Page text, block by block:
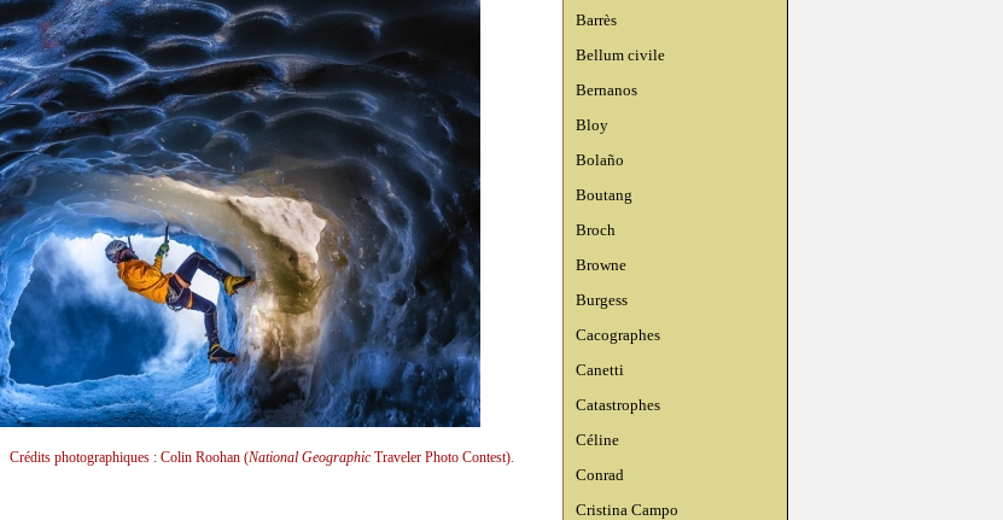
Barrès
Bellum civile
Bernanos
Bloy
Bolaño
Boutang
Broch
Browne
Burgess
Cacographes
Canetti
Catastrophes
Céline
Conrad
Cristina Campo
Crédits photographiques : Colin Roohan (National GeographicTraveler Photo Contest).